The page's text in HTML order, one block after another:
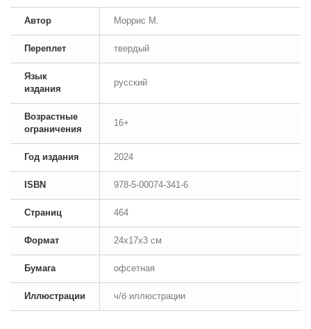
Автор Моррис М.
Переплет твердый
Язык
издания
русский
Возрастные
ограничения
16+
Год издания 2024
ISBN 978-5-00074-341-6
Страниц 464
Формат 24x17x3 см
Бумага офсетная
Иллюстрации ч/б иллюстрации